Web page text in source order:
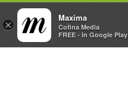
×
Maxima
Cofina Media
FREE - In Google Play